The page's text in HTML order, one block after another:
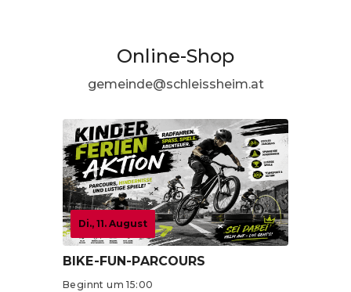
Online-Shop
gemeinde@schleissheim.at
Di., 11. August
BIKE-FUN-PARCOURS
Beginnt um 15:00